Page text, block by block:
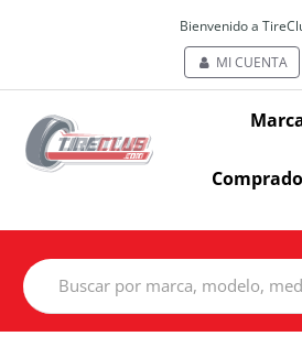
Bienvenido a
MI CUENTA
Search
for: